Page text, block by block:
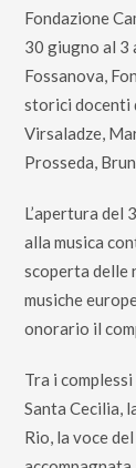
Fondazione
30 giugno al 3
Fossanova,
storici docenti
Virsaladze,
Prosseda,
L’apertura del
alla musica
scoperta delle
musiche
onorario il
Tra i
Santa Cecilia,
Rio, la voce